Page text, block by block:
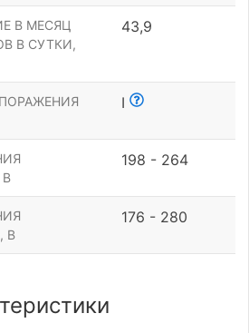
В МЕСЯЦ
В СУТКИ,
43,9
I
198 - 264
В
176 - 280